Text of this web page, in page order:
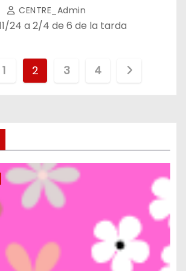
CENTRE_Admin
24 a 2/4 de 6 de la tarda
1 2 3 4